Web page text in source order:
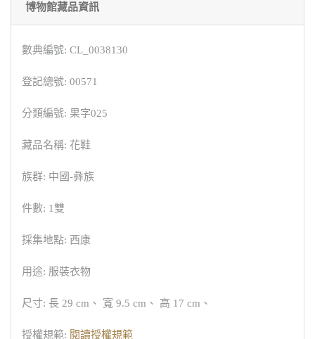
博物館藏品資訊
數典編號: CL_0038130
登記總號: 00571
分類編號: 果字025
藏品名稱: 花鞋
族群: 中國-彝族
件數: 1雙
採集地點: 西康
用途: 服裝衣物
尺寸: 長 29 cm、 寬 9.5 cm、 高 17 cm、
授權規範: 閱讀授權規範